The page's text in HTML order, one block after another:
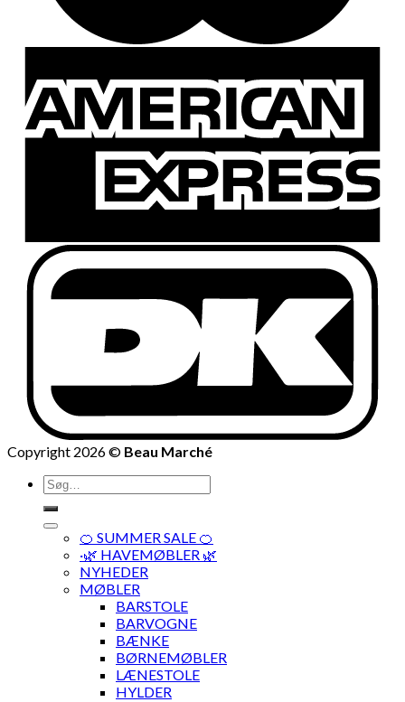
Copyright 2026 © Beau Marché
Søg
efter:
🍊 SUMMER SALE 🍊
·🌿 HAVEMØBLER 🌿
NYHEDER
MØBLER
BARSTOLE
BARVOGNE
BÆNKE
BØRNEMØBLER
LÆNESTOLE
HYLDER